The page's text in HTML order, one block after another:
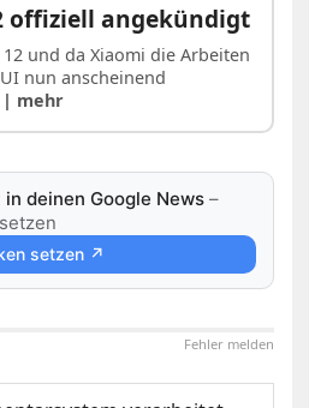
offiziell angekündigt
und da Xiaomi die Arbeiten
nun anscheinend
| mehr
deinen Google News –
setzen ↗
Fehler melden